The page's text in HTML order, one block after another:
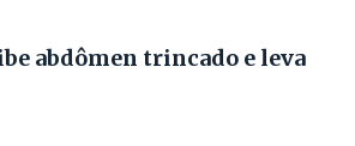
abdômen trincado e leva